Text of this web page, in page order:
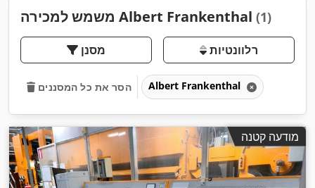
משמש למכירה Albert Frankenthal (1)
מסנן רלוונטיות
הסר את כל המסננים Albert Frankenthal
מודעה קטנה